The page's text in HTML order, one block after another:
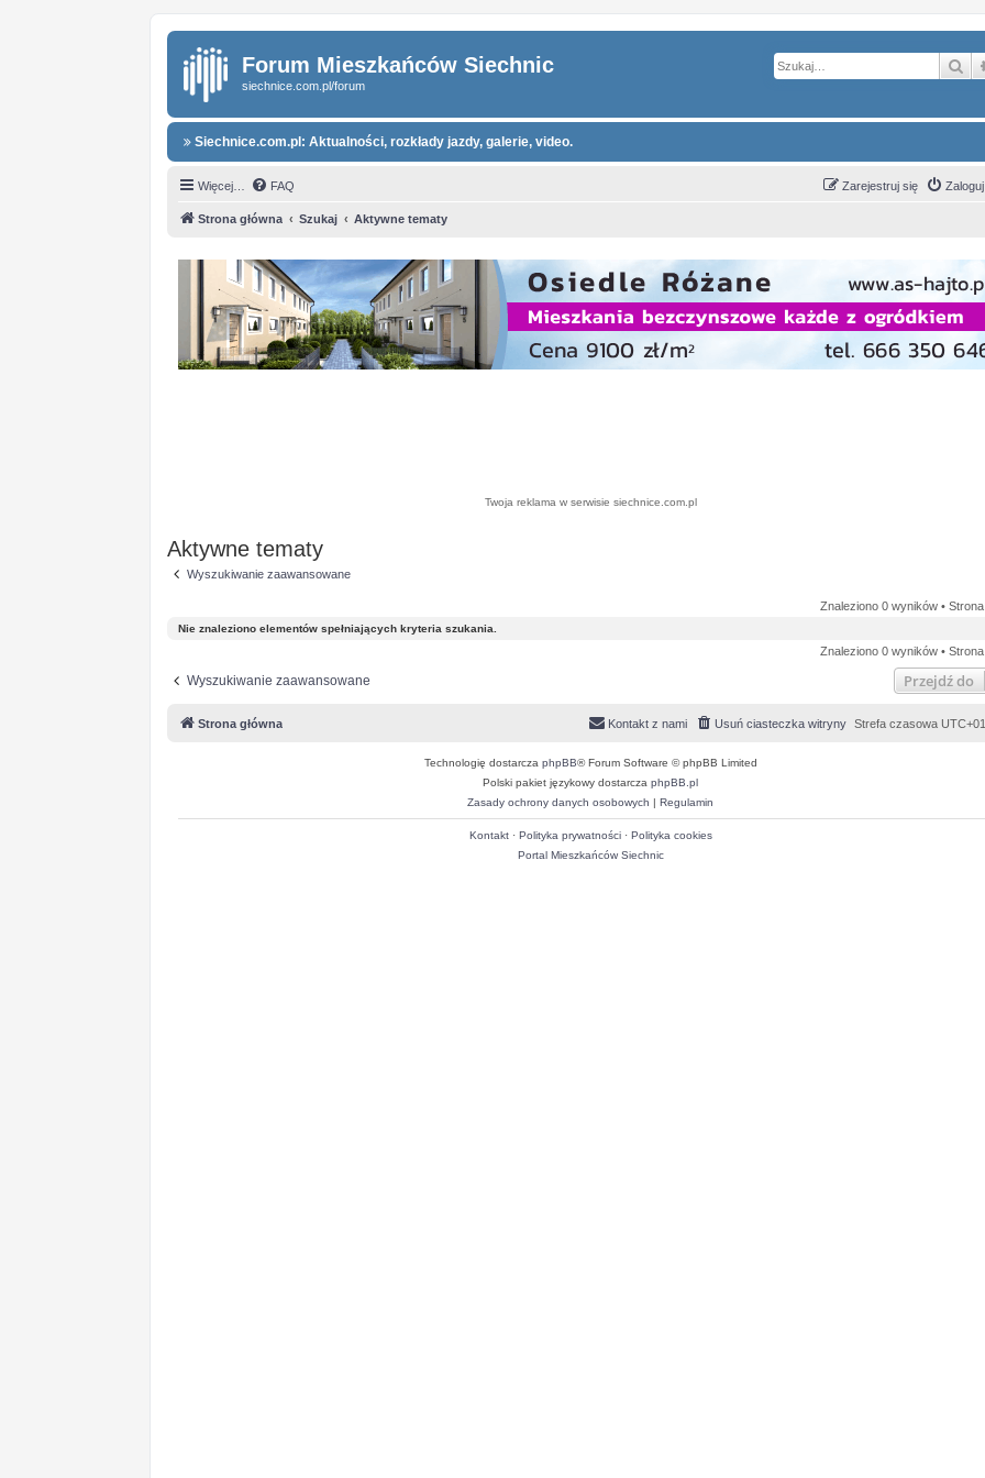
Forum Mieszkańców Siechnic
siechnice.com.pl/forum
Siechnice.com.pl: Aktualności, rozkłady jazdy, galerie, video.
Więcej… FAQ Zarejestruj się
Strona główna Szukaj Aktywne tematy
Twoja reklama w serwisie siechnice.com.pl
Aktywne tematy
Wyszukiwanie zaawansowane
Znaleziono 0 wyników • Strona
Nie znaleziono elementów spełniających kryteria szukania.
Znaleziono 0 wyników • Strona
Wyszukiwanie zaawansowane Przejdź do
Strona główna Strefa czasowa
Usuń ciasteczka witryny
Kontakt z nami
Technologię dostarcza phpBB® Forum Software © phpBB Limited
Polski pakiet językowy dostarcza phpBB.pl
Zasady ochrony danych osobowych | Regulamin
Kontakt· Polityka prywatności· Polityka cookies
Portal Mieszkańców Siechnic